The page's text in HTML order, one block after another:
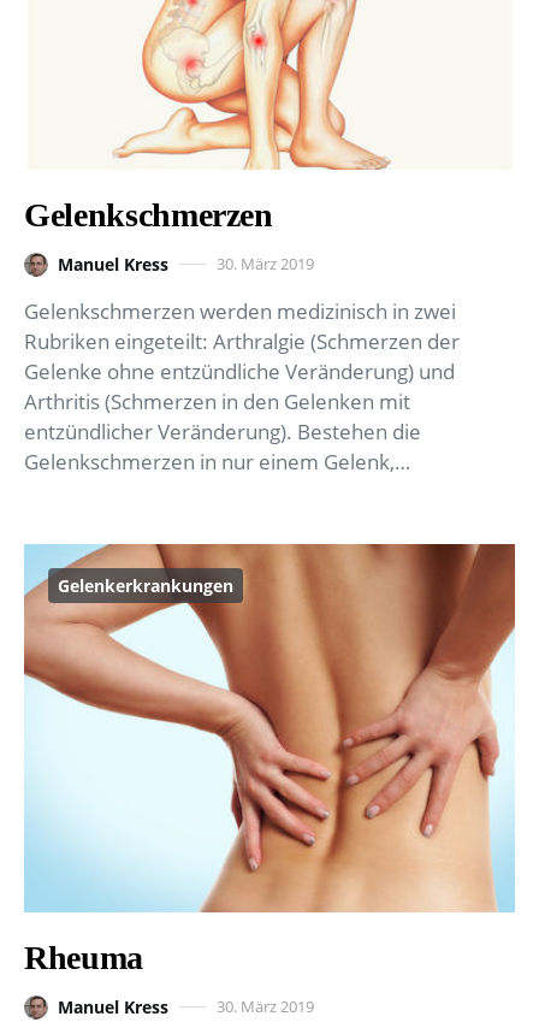
Gelenkschmerzen
Manuel Kress 30. März 2019
Gelenkschmerzen werden medizinisch in zwei
Rubriken eingeteilt: Arthralgie (Schmerzen der
Gelenke ohne entzündliche Veränderung) und
Arthritis (Schmerzen in den Gelenken mit
entzündlicher Veränderung). Bestehen die
Gelenkschmerzen in nur einem Gelenk,…
Gelenkerkrankungen
Rheuma
Manuel Kress 30. März 2019